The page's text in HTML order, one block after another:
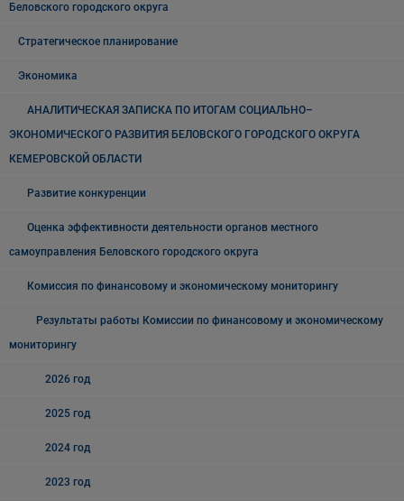
Беловского городского округа
Стратегическое планирование
Экономика
АНАЛИТИЧЕСКАЯ ЗАПИСКА ПО ИТОГАМ СОЦИАЛЬНО–
ЭКОНОМИЧЕСКОГО РАЗВИТИЯ БЕЛОВСКОГО ГОРОДСКОГО ОКРУГА
КЕМЕРОВСКОЙ ОБЛАСТИ
Развитие конкуренции
Оценка эффективности деятельности органов местного
самоуправления Беловского городского округа
Комиссия по финансовому и экономическому мониторингу
Результаты работы Комиссии по финансовому и экономическому
мониторингу
2026 год
2025 год
2024 год
2023 год